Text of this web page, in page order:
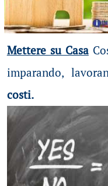
Mettere su Casa
imparando,
costi.